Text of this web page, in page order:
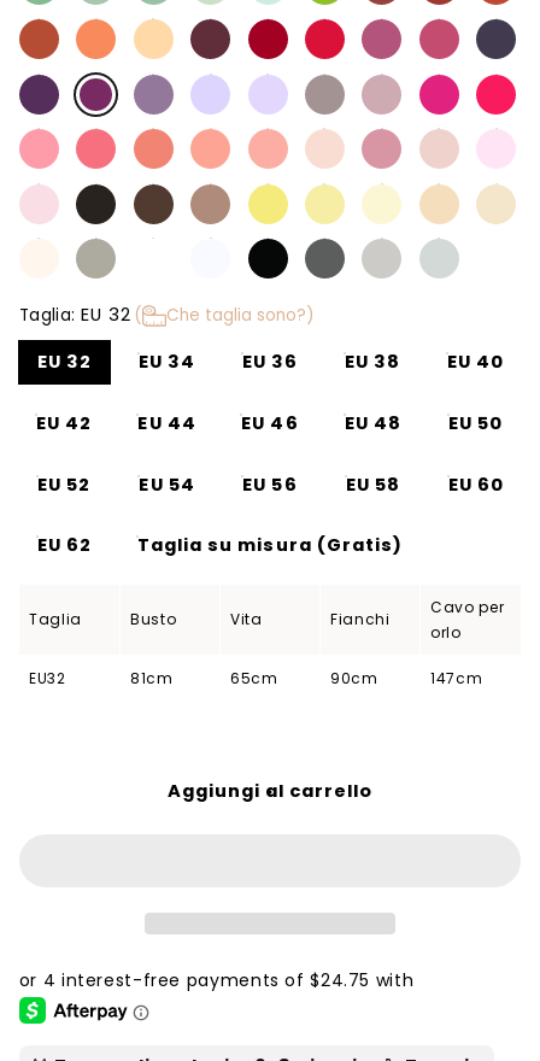
Taglia:EU 32 ( Che taglia sono?)
EU 32 EU 34 EU 36 EU 38 EU 40
EU 42 EU 44 EU 46 EU 48 EU 50
EU 52 EU 54 EU 56 EU 58 EU 60
EU 62 Taglia su misura (Gratis)
Taglia Busto Vita Fianchi
Cavo per
orlo
EU32 81cm 65cm 90cm 147cm
Aggiungi al carrello